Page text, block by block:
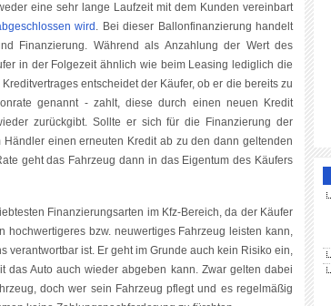
eine sehr lange Laufzeit mit dem Kunden vereinbart
wird . Bei dieser Ballonfinanzierung handelt
Finanzierung. Während als Anzahlung der Wert des
in der Folgezeit ähnlich wie beim Leasing lediglich die
entscheidet der Käufer, ob er die bereits zu
genannt - zahlt, diese durch einen neuen Kredit
zurückgibt. Sollte er sich für die Finanzierung der
einen erneuten Kredit ab zu den dann geltenden
geht das Fahrzeug dann in das Eigentum des Käufers
Finanzierungsarten im Kfz-Bereich, da der Käufer
hochwertigeres bzw. neuwertiges Fahrzeug leisten kann,
verantwortbar ist. Er geht im Grunde auch kein Risiko ein,
das Auto auch wieder abgeben kann. Zwar gelten dabei
doch wer sein Fahrzeug pflegt und es regelmäßig